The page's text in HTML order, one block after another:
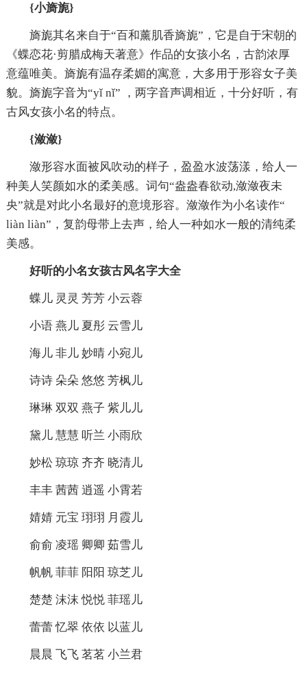
{小旖旎}
旖旎其名来自于“百和薰肌香旖旎”，它是自于宋朝的
《蝶恋花·剪腊成梅天著意》作品的女孩小名，古韵浓厚
意蕴唯美。旖旎有温存柔媚的寓意，大多用于形容女子美
貌。旖旎字音为“yǐ nǐ” ，两字音声调相近，十分好听，有
古风女孩小名的特点。
{潋潋}
潋形容水面被风吹动的样子，盈盈水波荡漾，给人一
种美人笑颜如水的柔美感。词句“盎盎春欲动,潋潋夜未
央”就是对此小名最好的意境形容。潋潋作为小名读作“
liàn liàn”，复韵母带上去声，给人一种如水一般的清纯柔
美感。
好听的小名女孩古风名字大全
蝶儿 灵灵 芳芳 小云蓉
小语 燕儿 夏彤 云雪儿
海儿 非儿 妙晴 小宛儿
诗诗 朵朵 悠悠 芳枫儿
琳琳 双双 燕子 紫儿儿
黛儿 慧慧 听兰 小雨欣
妙松 琼琼 齐齐 晓清儿
丰丰 茜茜 逍遥 小霄若
婧婧 元宝 珝珝 月霞儿
俞俞 凌瑶 卿卿 茹雪儿
帆帆 菲菲 阳阳 琼芝儿
楚楚 沫沫 悦悦 菲瑶儿
蕾蕾 忆翠 依依 以蓝儿
晨晨 飞飞 茗茗 小兰君